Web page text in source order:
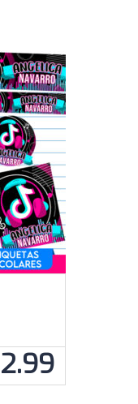
2.99